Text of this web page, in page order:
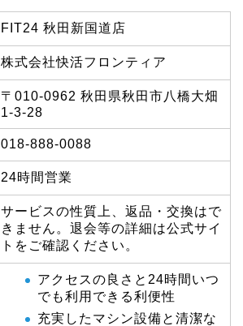
FIT24 秋田新国道店
株式会社快活フロンティア
〒010-0962 秋田県秋田市八橋大畑
1-3-28
018-888-0088
24時間営業
サービスの性質上、返品・交換はで
きません。退会等の詳細は公式サイ
トをご確認ください。
アクセスの良さと24時間いつ
でも利用できる利便性
充実したマシン設備と清潔な